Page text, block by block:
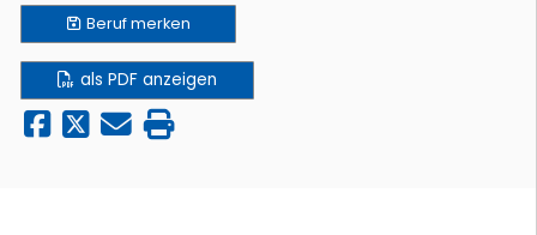
Berufmerken
als PDF anzeigen